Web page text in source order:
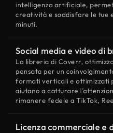
intelligenza artificiale,
creatività e soddisfare le tue
minuti.
Social media e video di
La libreria di Coverr,
pensata per un
formati verticali e ottimizzati
aiutano a catturare
rimanere fedele a TikTok,
Licenza commerciale e